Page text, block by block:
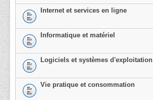
Internet et services en ligne
Informatique et matériel
Logiciels et systèmes d'exploitation
Vie pratique et consommation